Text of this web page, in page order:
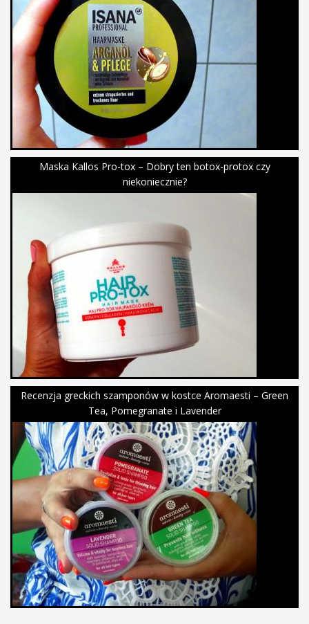
Maska Kallos Pro-tox – Dobry ten botox-protox czy
niekoniecznie?
Recenzja greckich szamponów w kostce Aromaesti – Green
Tea, Pomegranate i Lavender